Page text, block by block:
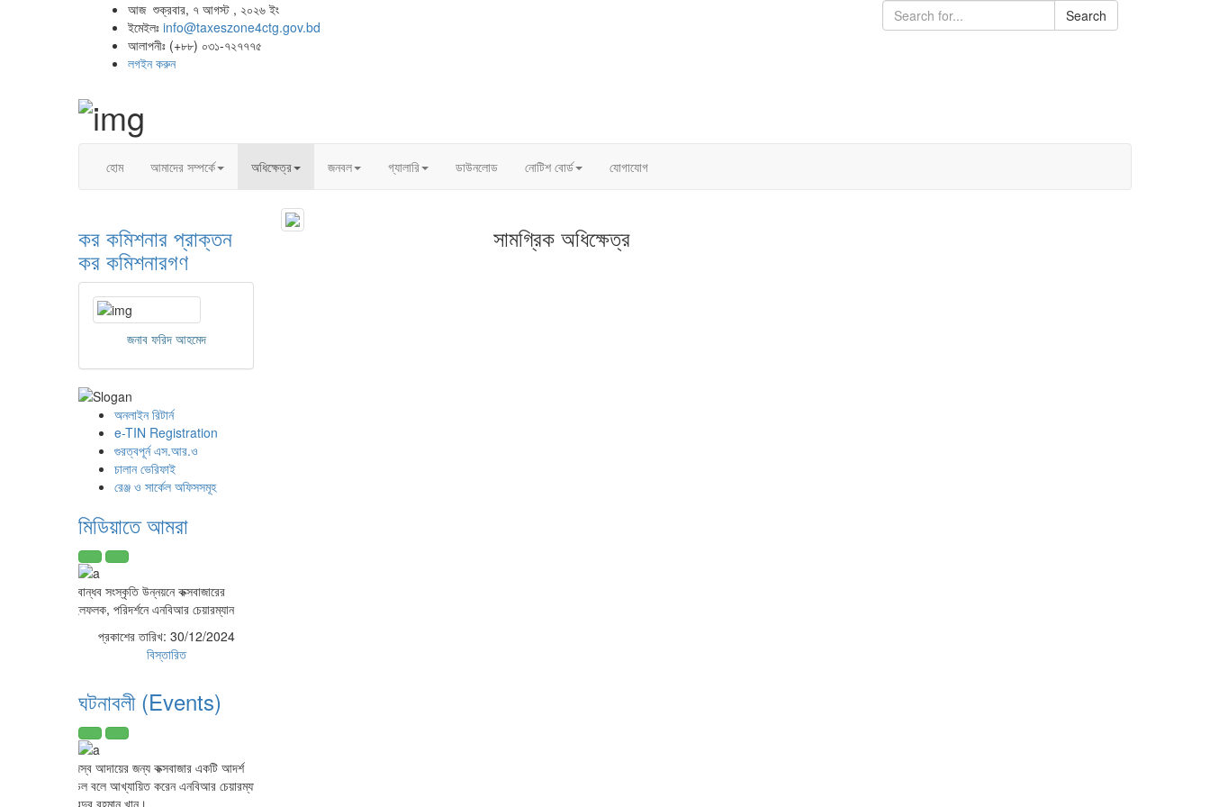
আজ শুক্রবার, ৭ আগস্ট , ২০২৬ ইং
ইমেইলঃ info@taxeszone4ctg.gov.bd
আলাপনীঃ (+৮৮) ০৩১-৭২৭৭৭৫
লগইন করুন
Search
হোম আমাদের সম্পর্কে অধিক্ষেত্র জনবল গ্যালারি ডাউনলোড নোটিশ বোর্ড যোগাযোগ
কর কমিশনার প্রাক্তন
কর কমিশনারগণ
জনাব ফরিদ আহমেদ
অনলাইন রিটার্ন
e-TIN Registration
গুরত্বপূর্ন এস.আর.ও
চালান ভেরিফাই
রেঞ্জ ও সার্কেল অফিসসমূহ
মিডিয়াতে আমরা
করবান্ধব সংস্কৃতি উন্নয়নে কক্সবাজারের
মাইলফলক, পরিদর্শনে এনবিআর চেয়ারম্যান
প্রকাশের তারিখ: 30/12/2024
বিস্তারিত
ঘটনাবলী (Events)
রাজস্ব আদায়ের জন্য কক্সবাজার একটি আদর্শ
মডেল বলে আখ্যায়িত করেন এনবিআর চেয়ারম্যান
আবদুর রহমান খান।
সামগ্রিক অধিক্ষেত্র